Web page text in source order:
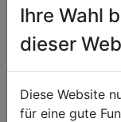
weight
net weight in
gross weight
Ihre Wahl
dieser
Diese Website
für eine gute